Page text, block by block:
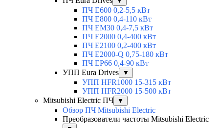
ПЧ E600 0,2-5,5 кВт
ПЧ E800 0,4-110 кВт
ПЧ EM30 0,4-7,5 кВт
ПЧ E2000 0,4-400 кВт
ПЧ E2100 0,2-400 кВт
ПЧ E2000-Q 0,75-180 кВт
ПЧ EP66 0,4-90 кВт
УПП Eura Drives
▼
УПП HFR1000 15-315 кВт
УПП HFR2000 15-500 кВт
Mitsubishi Electric ПЧ
▼
Обзор ПЧ Mitsubishi Electric
Преобразователи частоты Mitsubishi Electric